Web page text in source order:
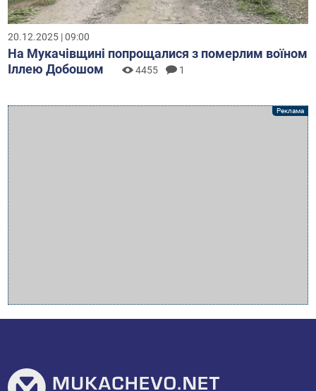
20.12.2025 | 09:00
На Мукачівщині попрощалися з померлим воїном
Іллею Добошом
4455 1